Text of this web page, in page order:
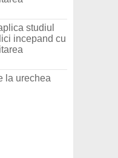
studiul
incepand cu
la urechea